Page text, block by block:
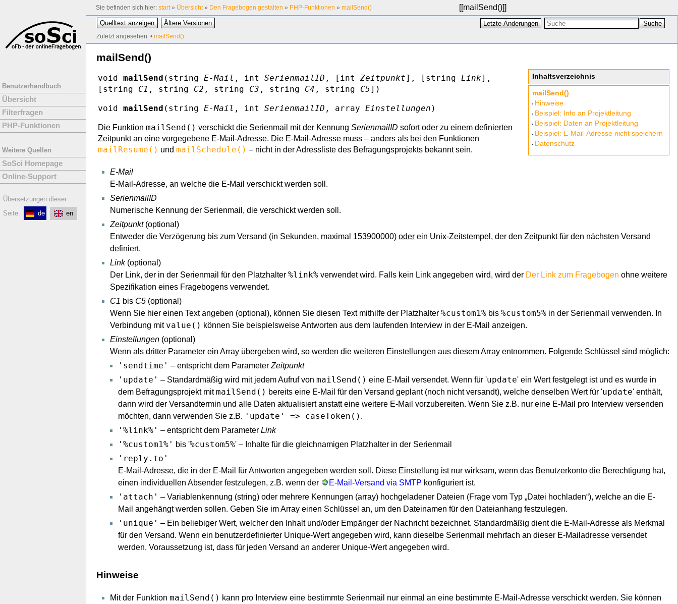
[[mailSend()]]
Sie befinden sich hier: start» Übersicht» Den Fragebogen gestalten » PHP-Funktionen » mailSend()
Benutzerhandbuch
Übersicht
Filterfragen
PHP-Funktionen
Weitere Quellen
SoSci Homepage
Online-Support
Übersetzungen dieser
Seite:
de en
Quelltext anzeigen Ältere Versionen Letzte Änderungen Suche
Zuletzt angesehen: • mailSend()
Inhaltsverzeichnis
mailSend()
Hinweise
Beispiel: Info an Projektleitung
Beispiel: Daten an Projektleitung
Beispiel: E-Mail-Adresse nicht speichern
Datenschutz
mailSend()
void mailSend (string E-Mail , int SerienmailID , [int Zeitpunkt], [string Link],
[string C1 , string C2 , string C3 , string C4 , string C5])
void mailSend (string E-Mail , int SerienmailID , array Einstellungen )
Die Funktion mailSend() verschickt die Serienmail mit der Kennung SerienmailID sofort oder zu einem definierten
Zeitpunkt an eine vorgegebene E-Mail-Adresse. Die E-Mail-Adresse muss – anders als bei den Funktionen
mailResume() und mailSchedule() – nicht in der Adressliste des Befragungsprojekts bekannt sein.
E-Mail
E-Mail-Adresse, an welche die E-Mail verschickt werden soll.
SerienmailID
Numerische Kennung der Serienmail, die verschickt werden soll.
Zeitpunkt(optional)
Entweder die Verzögerung bis zum Versand (in Sekunden, maximal 153900000) oder ein Unix-Zeitstempel, der den Zeitpunkt für den nächsten Versand
definiert.
Link(optional)
Der Link, der in der Serienmail für den Platzhalter %link% verwendet wird. Falls kein Link angegeben wird, wird der Der Link zum Fragebogen ohne weitere
Spezifikation eines Fragebogens verwendet.
C1 bis C5 (optional)
Wenn Sie hier einen Text angeben (optional), können Sie diesen Text mithilfe der Platzhalter %custom1% bis %custom5% in der Serienmail verwenden. In
Verbindung mit value() können Sie beispielsweise Antworten aus dem laufenden Interview in der E-Mail anzeigen.
Einstellungen (optional)
Wenn als dritter Parameter ein Array übergeben wird, so werden die weiteren Einstellungen aus diesem Array entnommen. Folgende Schlüssel sind möglich:
'sendtime' – entspricht dem Parameter Zeitpunkt
'update' – Standardmäßig wird mit jedem Aufruf von mailSend() eine E-Mail versendet. Wenn für 'update' ein Wert festgelegt ist und es wurde in
dem Befragungsprojekt mitmailSend() bereits eine E-Mail für den Versand geplant (noch nicht versandt), welche denselben Wert für 'update' enthält,
dann wird der Versandtermin und alle Daten aktualisiert anstatt eine weitere E-Mail vorzubereiten. Wenn Sie z.B. nur eine E-Mail pro Interview versenden
möchten, dann verwenden Sie z.B. 'update' => caseToken() .
'%link%' – entspricht dem Parameter Link
'%custom1%' bis '%custom5%' – Inhalte für die gleichnamigen Platzhalter in der Serienmail
'reply.to'
E-Mail-Adresse, die in der E-Mail für Antworten angegeben werden soll. Diese Einstellung ist nur wirksam, wenn das Benutzerkonto die Berechtigung hat,
einen individuellen Absender festzulegen, z.B. wenn der
E-Mail-Versand via SMTP konfiguriert ist.
'attach' – Variablenkennung (string) oder mehrere Kennungen (array) hochgeladener Dateien (Frage vom Typ „Datei hochladen“), welche an die E-
Mail angehängt werden sollen. Geben Sie im Array einen Schlüssel an, um den Dateinamen für den Dateianhang festzulegen.
'unique' – Ein beliebiger Wert, welcher den Inhalt und/oder Empänger der Nachricht bezeichnet. Standardmäßig dient die E-Mail-Adresse als Merkmal
für den Versand. Wenn ein benutzerdefinierter Unique-Wert angegeben wird, kann dieselbe Serienmail mehrfach an dieser E-Mailadresse versendet
werden. Voraussetzung ist, dass für jeden Versand an anderer Unique-Wert angegeben wird.
Hinweise
Mit der Funktion mailSend() kann pro Interview eine bestimmte Serienmail nur einmal an eine bestimmte E-Mail-Adresse verschickt werden. Sie können